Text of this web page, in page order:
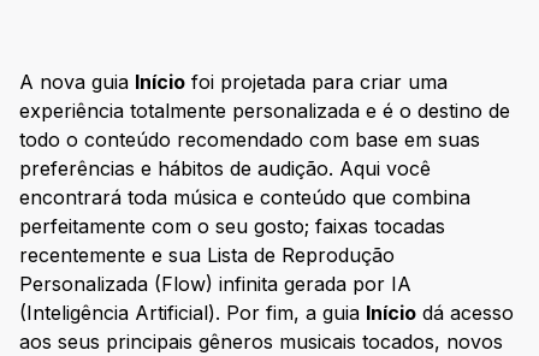
A nova guia Início foi projetada para criar uma
experiência totalmente personalizada e é o destino de
todo o conteúdo recomendado com base em suas
preferências e hábitos de audição. Aqui você
encontrará toda música e conteúdo que combina
perfeitamente com o seu gosto; faixas tocadas
recentemente e sua Lista de Reprodução
Personalizada (Flow) infinita gerada por IA
(Inteligência Artificial). Por fim, a guia Início dá acesso
aos seus principais gêneros musicais tocados, novos